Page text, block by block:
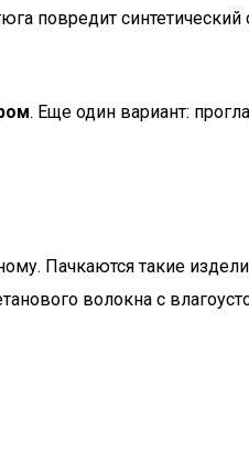
повредит
. Еще один вариант:
Пачкаются такие
волокна с